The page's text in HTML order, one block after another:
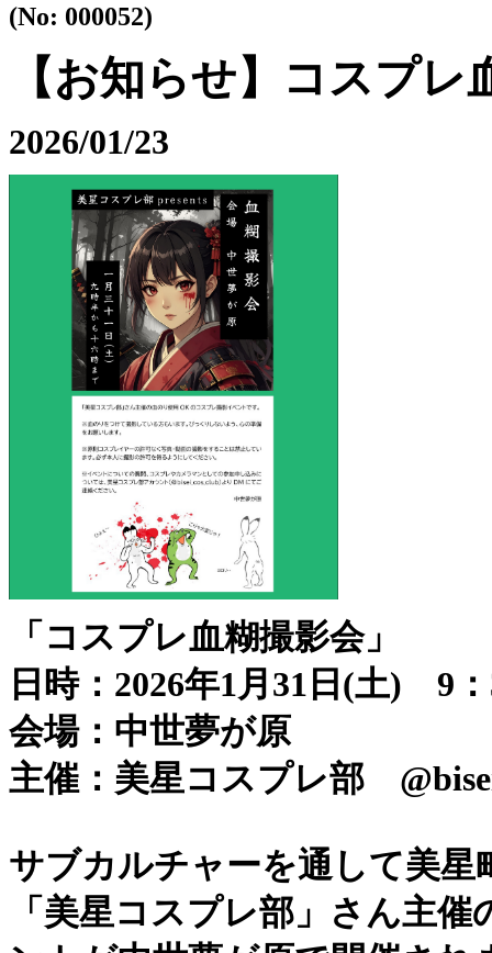
(No: 000052)
【お知らせ】コスプレ
2026/01/23
「コスプレ血糊撮影会」
日時：2026年1月31日(土) 9
会場：中世夢が原
主催：美星コスプレ部
サブカルチャーを通して美
「美星コスプレ部」さん主